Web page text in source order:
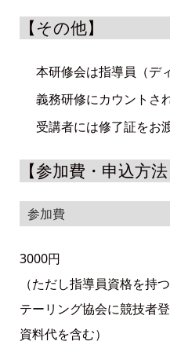
【その他】
本研修会は指導員（デ
義務研修にカウントさ
受講者には修了証をお
【参加費・申込方法
参加費
3000円
（ただし指導員資格を持
テーリング協会に競技者
資料代を含む）